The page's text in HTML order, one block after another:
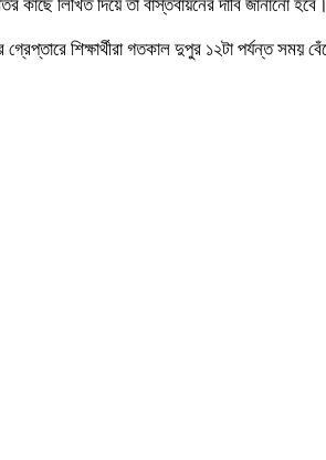
লিখিত দিয়ে তা বাস্তবায়নের দাবি জানানো হবে।
শিক্ষার্থীরা গতকাল দুপুর ১২টা পর্যন্ত সময়